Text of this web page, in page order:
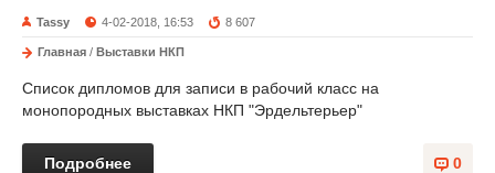
Tassy 4-02-2018, 16:53 8 607
Главная / Выставки НКП
Список дипломов для записи в рабочий класс на
монопородных выставках НКП "Эрдельтерьер"
0
Подробнее